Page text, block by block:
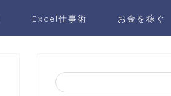
Excel仕事術 お金を稼ぐ